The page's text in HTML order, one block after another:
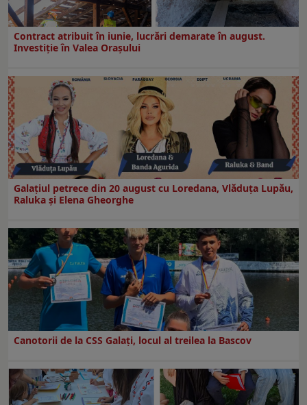
Contract atribuit în iunie, lucrări demarate în august.
Investiţie în Valea Oraşului
Galaţiul petrece din 20 august cu Loredana, Vlăduța Lupău,
Raluka și Elena Gheorghe
Canotorii de la CSS Galați, locul al treilea la Bascov